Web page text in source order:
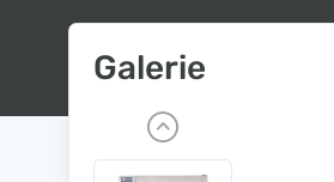
Galerie
P
r